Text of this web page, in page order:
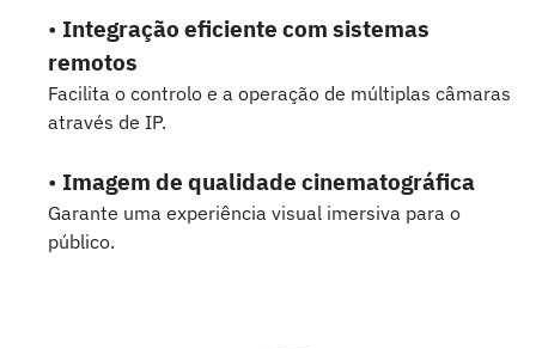
• Integração eficiente com sistemas
remotos
Facilita o controlo e a operação de múltiplas câmaras
através de IP.
• Imagem de qualidade cinematográfica
Garante uma experiência visual imersiva para o
público.